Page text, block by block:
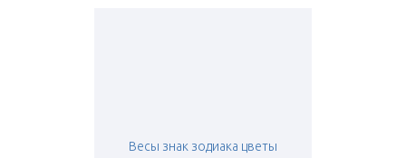
Весы знак зодиака цветы